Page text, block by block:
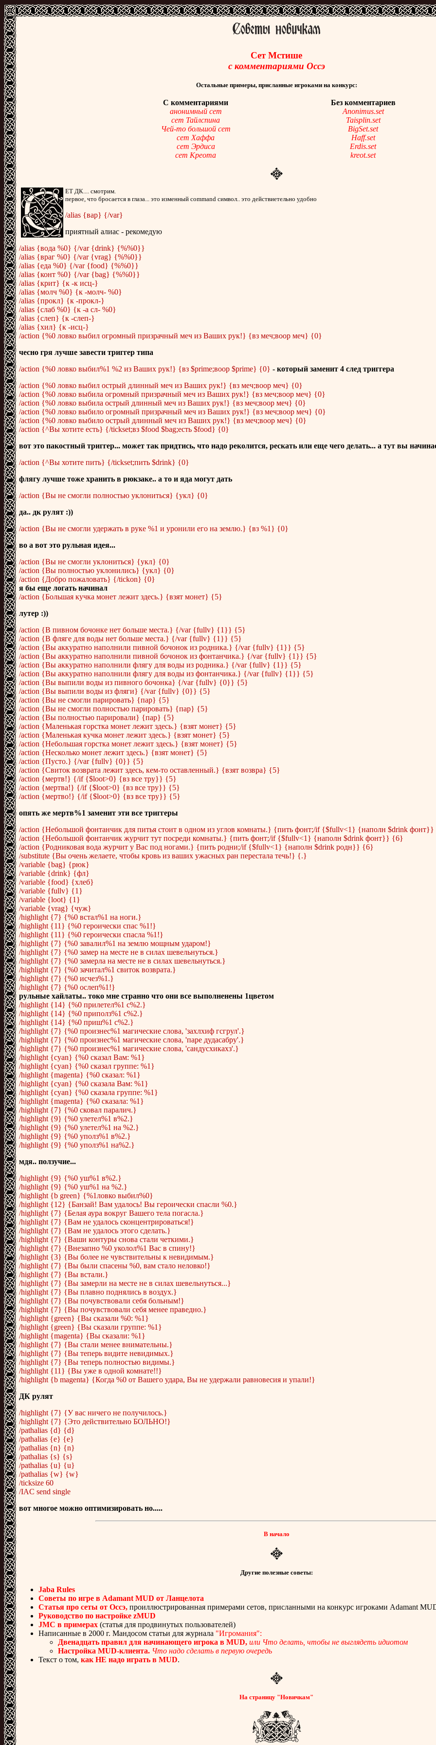
Cет Мстише
с комментариями Оссэ
Остальные примеры, присланные игроками на конкурс:
С комментариями
Без комментариев
анонимный сет
Anonimus.set
сет Тайлспина
Taisplin.set
Чей-то большой сет
BigSet.set
сет Хаффа
Haff.set
сет Эрдиса
Erdis.set
сет Креота
kreot.set
ЕТ ДК.... смотрим.
первое, что бросается в глаза... это изменный command символ.. это действиетельно удобно
/alias {вар} {/var}
приятный алиас - рекомедую
/alias {вода %0} {/var {drink} {%%0}}
/alias {враг %0} {/var {vrag} {%%0}}
/alias {еда %0} {/var {food} {%%0}}
/alias {конт %0} {/var {bag} {%%0}}
/alias {крит} {к -к исц-}
/alias {молч %0} {к -молч- %0}
/alias {прокл} {к -прокл-}
/alias {слаб %0} {к -а сл- %0}
/alias {слеп} {к -слеп-}
/alias {хил} {к -исц-}
/action {%0 ловко выбил огромный призрачный меч из Ваших рук!} {вз меч;воор меч} {0}
чесно гря лучше завести триггер типа
/action {%0 ловко выбил%1 %2 из Ваших рук!} {вз $prime;воор $prime} {0} - который заменит 4 след триггера
/action {%0 ловко выбил острый длинный меч из Ваших рук!} {вз меч;воор меч} {0}
/action {%0 ловко выбила огромный призрачный меч из Ваших рук!} {вз меч;воор меч} {0}
/action {%0 ловко выбила острый длинный меч из Ваших рук!} {вз меч;воор меч} {0}
/action {%0 ловко выбило огромный призрачный меч из Ваших рук!} {вз меч;воор меч} {0}
/action {%0 ловко выбило острый длинный меч из Ваших рук!} {вз меч;воор меч} {0}
/action {^Вы хотите есть} {/tickset;вз $food $bag;есть $food} {0}
вот это пакостный триггер... может так придтись, что надо реколится, рескать или еще чего делать... а тут вы
/action {^Вы хотите пить} {/tickset;пить $drink} {0}
флягу лучше тоже хранить в рюкзаке.. а то и яда могут дать
/action {Вы не смогли полностью уклониться} {укл} {0}
да.. дк рулят :))
/action {Вы не смогли удержать в руке %1 и уронили его на землю.} {вз %1} {0}
во а вот это рульная идея...
/action {Вы не смогли уклониться} {укл} {0}
/action {Вы полностью уклонились} {укл} {0}
/action {Добро пожаловать} {/tickon} {0}
я бы еще логать начинал
/action {Большая кучка монет лежит здесь.} {взят монет} {5}
лутер :))
/action {В пивном бочонке нет больше места.} {/var {fullv} {1}} {5}
/action {В фляге для воды нет больше места.} {/var {fullv} {1}} {5}
/action {Вы аккуратно наполнили пивной бочонок из родника.} {/var {fullv} {1}} {5}
/action {Вы аккуратно наполнили пивной бочонок из фонтанчика.} {/var {fullv} {1}} {5}
/action {Вы аккуратно наполнили флягу для воды из родника.} {/var {fullv} {1}} {5}
/action {Вы аккуратно наполнили флягу для воды из фонтанчика.} {/var {fullv} {1}} {5}
/action {Вы выпили воды из пивного бочонка} {/var {fullv} {0}} {5}
/action {Вы выпили воды из фляги} {/var {fullv} {0}} {5}
/action {Вы не смогли парировать} {пар} {5}
/action {Вы не смогли полностью парировать} {пар} {5}
/action {Вы полностью парировали} {пар} {5}
/action {Маленькая горстка монет лежит здесь.} {взят монет} {5}
/action {Маленькая кучка монет лежит здесь.} {взят монет} {5}
/action {Небольшая горстка монет лежит здесь.} {взят монет} {5}
/action {Несколько монет лежит здесь.} {взят монет} {5}
/action {Пусто.} {/var {fullv} {0}} {5}
/action {Свиток возврата лежит здесь, кем-то оставленный.} {взят возвра} {5}
/action {мертв!} {/if {$loot>0} {вз все тру}} {5}
/action {мертва!} {/if {$loot>0} {вз все тру}} {5}
/action {мертво!} {/if {$loot>0} {вз все тру}} {5}
опять же мертв%1 заменит эти все триггеры
/action {Небольшой фонтанчик для питья стоит в одном из углов комнаты.} {пить фонт;/if {$fullv<1} {наполн $drink
/action {Небольшой фонтанчик журчит тут посреди комнаты.} {пить фонт;/if {$fullv<1} {наполн $drink фонт}} {6}
/action {Родниковая вода журчит у Вас под ногами.} {пить родни;/if {$fullv<1} {наполн $drink родн}} {6}
/substitute {Вы очень желаете, чтобы кровь из ваших ужасных ран перестала течь!} {.}
/variable {bag} {рюк}
/variable {drink} {фл}
/variable {food} {хлеб}
/variable {fullv} {1}
/variable {loot} {1}
/variable {vrag} {чуж}
/highlight {7} {%0 встал%1 на ноги.}
/highlight {11} {%0 героически спас %1!}
/highlight {11} {%0 героически спасла %1!}
/highlight {7} {%0 завалил%1 на землю мощным ударом!}
/highlight {7} {%0 замер на месте не в силах шевельнуться.}
/highlight {7} {%0 замерла на месте не в силах шевельнуться.}
/highlight {7} {%0 зачитал%1 свиток возврата.}
/highlight {7} {%0 исчез%1.}
/highlight {7} {%0 ослеп%1!}
рульные хайлаты.. токо мне странно что они все выполненены 1цветом
/highlight {14} {%0 прилетел%1 с%2.}
/highlight {14} {%0 приполз%1 с%2.}
/highlight {14} {%0 приш%1 с%2.}
/highlight {7} {%0 произнес%1 магические слова, 'захлхиф гсгрул'.}
/highlight {7} {%0 произнес%1 магические слова, 'паре дудасабру'.}
/highlight {7} {%0 произнес%1 магические слова, 'сандусхикахз'.}
/highlight {cyan} {%0 сказал Вам: %1}
/highlight {cyan} {%0 сказал группе: %1}
/highlight {magenta} {%0 сказал: %1}
/highlight {cyan} {%0 сказала Вам: %1}
/highlight {cyan} {%0 сказала группе: %1}
/highlight {magenta} {%0 сказала: %1}
/highlight {7} {%0 сковал паралич.}
/highlight {9} {%0 улетел%1 в%2.}
/highlight {9} {%0 улетел%1 на %2.}
/highlight {9} {%0 уполз%1 в%2.}
/highlight {9} {%0 уполз%1 на%2.}
мдя.. ползучие...
/highlight {9} {%0 уш%1 в%2.}
/highlight {9} {%0 уш%1 на %2.}
/highlight {b green} {%1ловко выбил%0}
/highlight {12} {Банзай! Вам удалось! Вы героически спасли %0.}
/highlight {7} {Белая аура вокруг Вашего тела погасла.}
/highlight {7} {Вам не удалось сконцентрироваться!}
/highlight {7} {Вам не удалось этого сделать.}
/highlight {7} {Ваши контуры снова стали четкими.}
/highlight {7} {Внезапно %0 уколол%1 Вас в спину!}
/highlight {3} {Вы более не чувствительны к невидимым.}
/highlight {7} {Вы были спасены %0, вам стало неловко!}
/highlight {7} {Вы встали.}
/highlight {7} {Вы замерли на месте не в силах шевельнуться...}
/highlight {7} {Вы плавно поднялись в воздух.}
/highlight {7} {Вы почувствовали себя больным!}
/highlight {7} {Вы почувствовали себя менее праведно.}
/highlight {green} {Вы сказали %0: %1}
/highlight {green} {Вы сказали группе: %1}
/highlight {magenta} {Вы сказали: %1}
/highlight {7} {Вы стали менее внимательны.}
/highlight {7} {Вы теперь видите невидимых.}
/highlight {7} {Вы теперь полностью видимы.}
/highlight {11} {Вы уже в одной комнате!!}
/highlight {b magenta} {Когда %0 от Вашего удара, Вы не удержали равновесия и упали!}
ДК рулят
/highlight {7} {У вас ничего не получилось.}
/highlight {7} {Это действительно БОЛЬНО!}
/pathalias {d} {d}
/pathalias {e} {e}
/pathalias {n} {n}
/pathalias {s} {s}
/pathalias {u} {u}
/pathalias {w} {w}
/ticksize 60
/IAC send single
вот многое можно оптимизировать но.....
В начало
Другие полезные советы:
Jaba Rules
Советы по игре в Adamant MUD от Ланцелота
Cтатья про сеты от Оссэ,проиллюстрированная примерами сетов, присланными на конкурс игроками Adamant
Руководство по настройке zMUD
JMC в примерах(статья для продвинутых пользователей)
Написанные в 2000 г. Мандосом статьи для журнала "Игромания":
Двенадцать правил для начинающего игрока в MUD, или Что делать, чтобы не выглядеть идиотом
Настройка MUD-клиента. Что надо сделать в первую очередь
Текст о том, как НЕ надо играть в MUD.
На страницу "Новичкам"